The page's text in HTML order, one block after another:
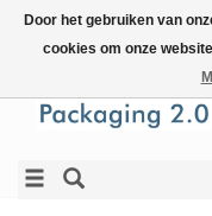
Door het gebruiken van
cookies om onze